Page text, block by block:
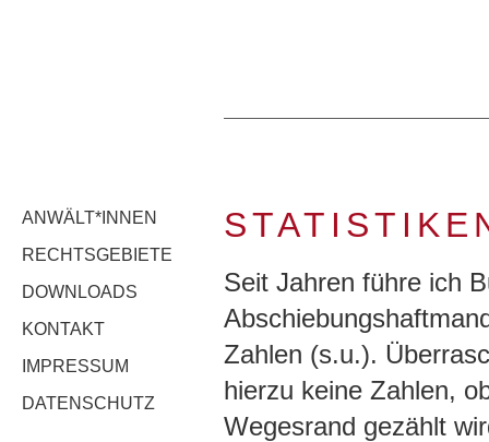
ANWÄLT*INNEN
RECHTSGEBIETE
DOWNLOADS
KONTAKT
IMPRESSUM
DATENSCHUTZ
Seit Jahren führe ich
Zahlen (s.u.).
hierzu keine Zahlen,
Wegesrand gezählt